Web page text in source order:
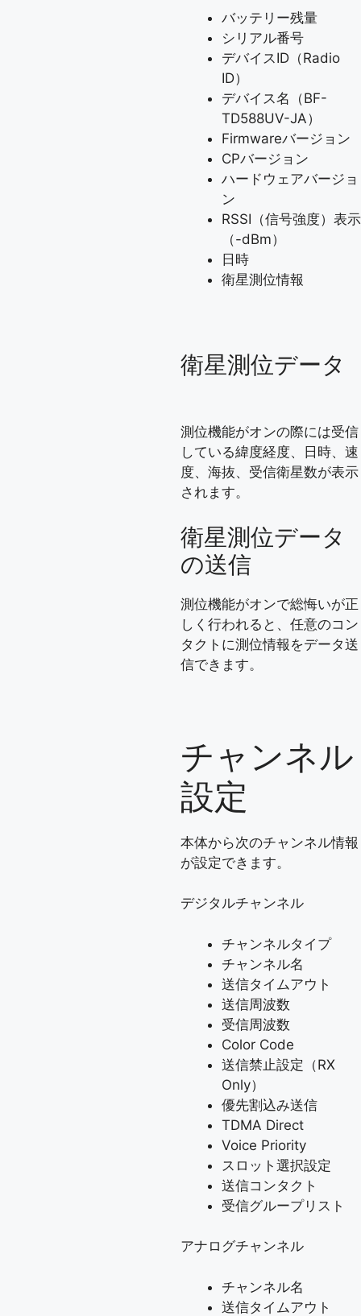
バッテリー残量
シリアル番号
デバイスID（Radio
ID）
デバイス名（BF-
TD588UV-JA）
Firmwareバージョン
CPバージョン
ハードウェアバージョ
ン
RSSI（信号強度）表示
（-dBm）
日時
衛星測位情報
衛星測位データ
測位機能がオンの際には受信
している緯度経度、日時、速
度、海抜、受信衛星数が表示
されます。
衛星測位データ
の送信
測位機能がオンで総悔いが正
しく行われると、任意のコン
タクトに測位情報をデータ送
信できます。
チャンネル
設定
本体から次のチャンネル情報
が設定できます。
デジタルチャンネル
チャンネルタイプ
チャンネル名
送信タイムアウト
送信周波数
受信周波数
Color Code
送信禁止設定（RX
Only）
優先割込み送信
TDMA Direct
Voice Priority
スロット選択設定
送信コンタクト
受信グループリスト
アナログチャンネル
チャンネル名
送信タイムアウト